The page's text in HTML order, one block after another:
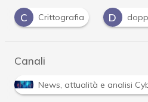
D
doppia estorsione H
Canali
e analisi Cyber sicurezza e privacy